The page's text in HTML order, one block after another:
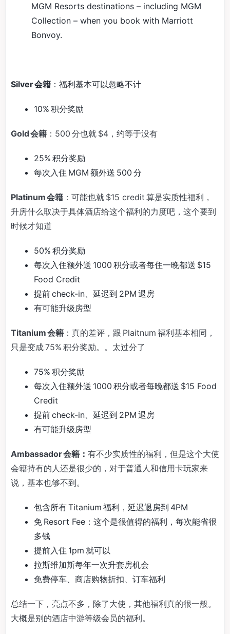
MGM Resorts destinations – including MGM
Collection – when you book with Marriott
Bonvoy.
Silver 会籍 ：福利基本可以忽略不计
10% 积分奖励
Gold 会籍 ：500 分也就 $4，约等于没有
25% 积分奖励
每次入住 MGM 额外送 500 分
Platinum 会籍 ：可能也就 $15 credit 算是实质性福利，
升房什么取决于具体酒店给这个福利的力度吧，这个要到
时候才知道
50% 积分奖励
每次入住额外送 1000 积分或者每住一晚都送 $15
Food Credit
提前 check-in、延迟到 2PM 退房
有可能升级房型
Titanium 会籍 ：真的差评，跟 Plaitnum 福利基本相同，
只是变成 75% 积分奖励。。太过分了
75% 积分奖励
每次入住额外送 1000 积分或者每晚都送 $15 Food
Credit
提前 check-in、延迟到 2PM 退房
有可能升级房型
Ambassador 会籍： 有不少实质性的福利，但是这个大使
会籍持有的人还是很少的，对于普通人和信用卡玩家来
说，基本也够不到。
包含所有 Titanium 福利，延迟退房到 4PM
免 Resort Fee：这个是很值得的福利，每次能省很
多钱
提前入住 1pm 就可以
拉斯维加斯每年一次升套房机会
免费停车、商店购物折扣、订车福利
总结一下，亮点不多，除了大使，其他福利真的很一般。
大概是别的酒店中游等级会员的福利。